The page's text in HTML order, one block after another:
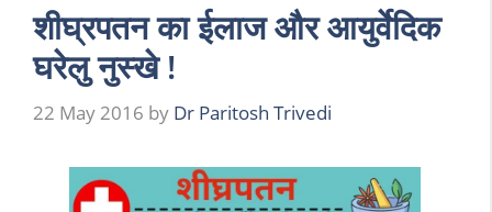
शीघ्रपतन का ईलाज और आयुर्वेदिक
घरेलु नुस्खे !
22 May 2016 by Dr Paritosh Trivedi